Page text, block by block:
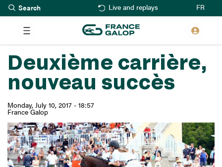
Skip
to
main
content
Live and replays FR
Deuxième carrière,
nouveau succès
Monday, July 10, 2017 - 18:57
France Galop